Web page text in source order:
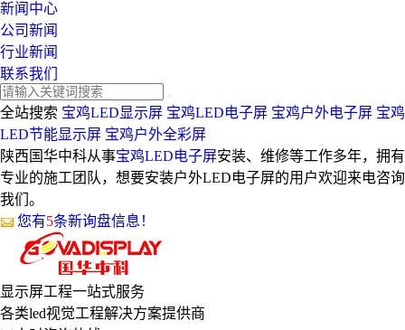
新闻中心
公司新闻
行业新闻
联系我们
全站搜索 宝鸡LED显示屏 宝鸡LED电子屏 宝鸡户外电子屏 宝鸡
LED节能显示屏 宝鸡户外全彩屏
陕西国华中科从事宝鸡LED电子屏安装、维修等工作多年，拥有
专业的施工团队，想要安装户外LED电子屏的用户欢迎来电咨询
我们。
您有5条新询盘信息！
显示屏工程一站式服务
各类led视觉工程解决方案提供商